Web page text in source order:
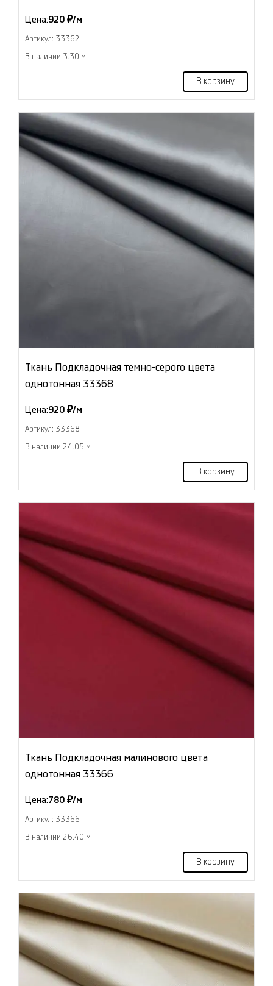
Цена:920 ₽/м
Артикул: 33362
В наличии 3.30 м
В корзину
Ткань Подкладочная темно-серого цвета
однотонная 33368
Цена:920 ₽/м
Артикул: 33368
В наличии 24.05 м
В корзину
Ткань Подкладочная малинового цвета
однотонная 33366
Цена:780 ₽/м
Артикул: 33366
В наличии 26.40 м
В корзину